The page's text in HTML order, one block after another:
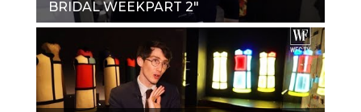
BRIDAL WEEKPART 2"